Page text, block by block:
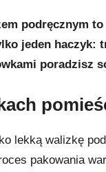
podręcznym
jeden haczyk:
poradzisz
lekką walizkę
pakowania